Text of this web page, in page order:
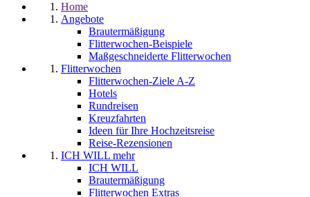
Home
Angebote
Brautermäßigung
Flitterwochen-Beispiele
Maßgeschneiderte Flitterwochen
Flitterwochen
Flitterwochen-Ziele A-Z
Hotels
Rundreisen
Kreuzfahrten
Ideen für Ihre Hochzeitsreise
Reise-Rezensionen
ICH WILL mehr
ICH WILL
Brautermäßigung
Flitterwochen Extras